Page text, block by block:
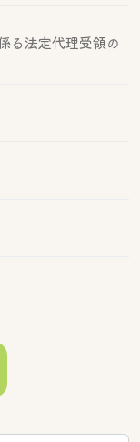
る法定代理受領の